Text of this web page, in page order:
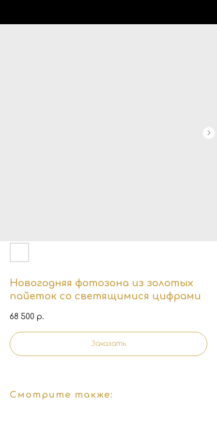
Новогодняя фотозона из золотых
пайеток со светящимися цифрами
68 500 р.
Заказать
Смотрите также: